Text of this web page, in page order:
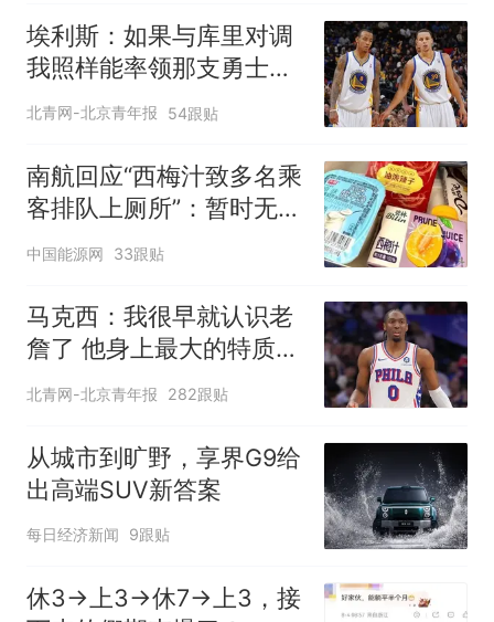
埃利斯：如果与库里对调
我照样能率领那支勇士取
得现在的成就
北青网-北京青年报 54跟贴
南航回应“西梅汁致多名乘
客排队上厕所”：暂时无法
核查是否发放西梅汁
中国能源网 33跟贴
马克西：我很早就认识老
詹了 他身上最大的特质就
是谦逊
北青网-北京青年报 282跟贴
从城市到旷野，享界G9给
出高端SUV新答案
每日经济新闻 9跟贴
休3→上3→休7→上3，接